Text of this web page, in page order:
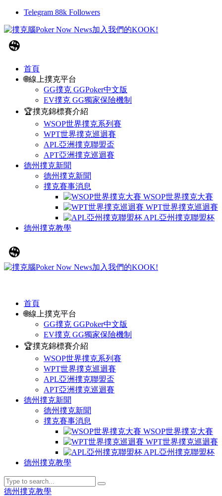
Telegram 88k Followers
首頁
🌐線上撲克平台
GG撲克 GGPoker中文版
EV撲克 GG獨家保險機制
🏆撲克錦標賽介紹
WSOP世界撲克系列賽
WPT世界撲克巡迴賽
APL亞洲撲克聯盟盃
APT亞洲撲克巡迴賽
德州撲克新聞
德州撲克新聞
撲克賽事消息
WSOP世界撲克大賽
WPT世界撲克巡迴賽
APL亞州撲克聯盟杯
德州撲克教學
首頁
🌐線上撲克平台
GG撲克 GGPoker中文版
EV撲克 GG獨家保險機制
🏆撲克錦標賽介紹
WSOP世界撲克系列賽
WPT世界撲克巡迴賽
APL亞洲撲克聯盟盃
APT亞洲撲克巡迴賽
德州撲克新聞
德州撲克新聞
撲克賽事消息
WSOP世界撲克大賽
WPT世界撲克巡迴賽
APL亞州撲克聯盟杯
德州撲克教學
德州撲克教學